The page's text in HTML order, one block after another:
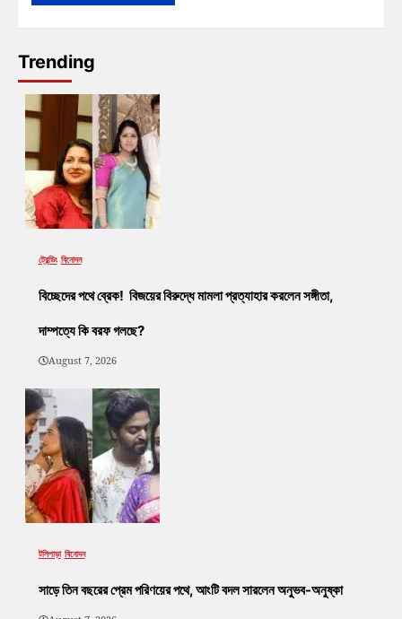
Trending
ট্রেন্ডিং বিনোদন
বিচ্ছেদের পথে ব্রেক! বিজয়ের বিরুদ্ধে মামলা প্রত্যাহার করলেন সঙ্গীতা,
দাম্পত্যে কি বরফ গলছে?
August 7, 2026
টলিপাড়া বিনোদন
সাড়ে তিন বছরের প্রেম পরিণয়ের পথে, আংটি বদল সারলেন অনুভব-অনুষ্কা